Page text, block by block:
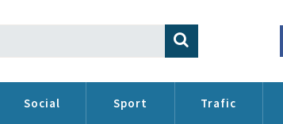
Social Sport Trafic